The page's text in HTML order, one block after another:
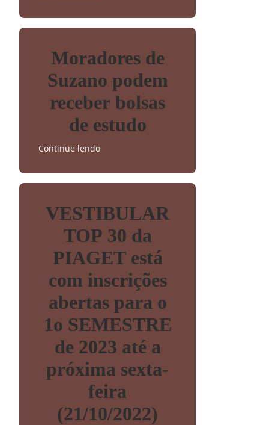
Moradores de
Suzano podem
receber bolsas
de estudo
Continue lendo
VESTIBULAR
TOP 30 da
PIAGET está
com inscrições
abertas para o
1o SEMESTRE
de 2023 até a
próxima sexta-
feira
(21/10/2022)